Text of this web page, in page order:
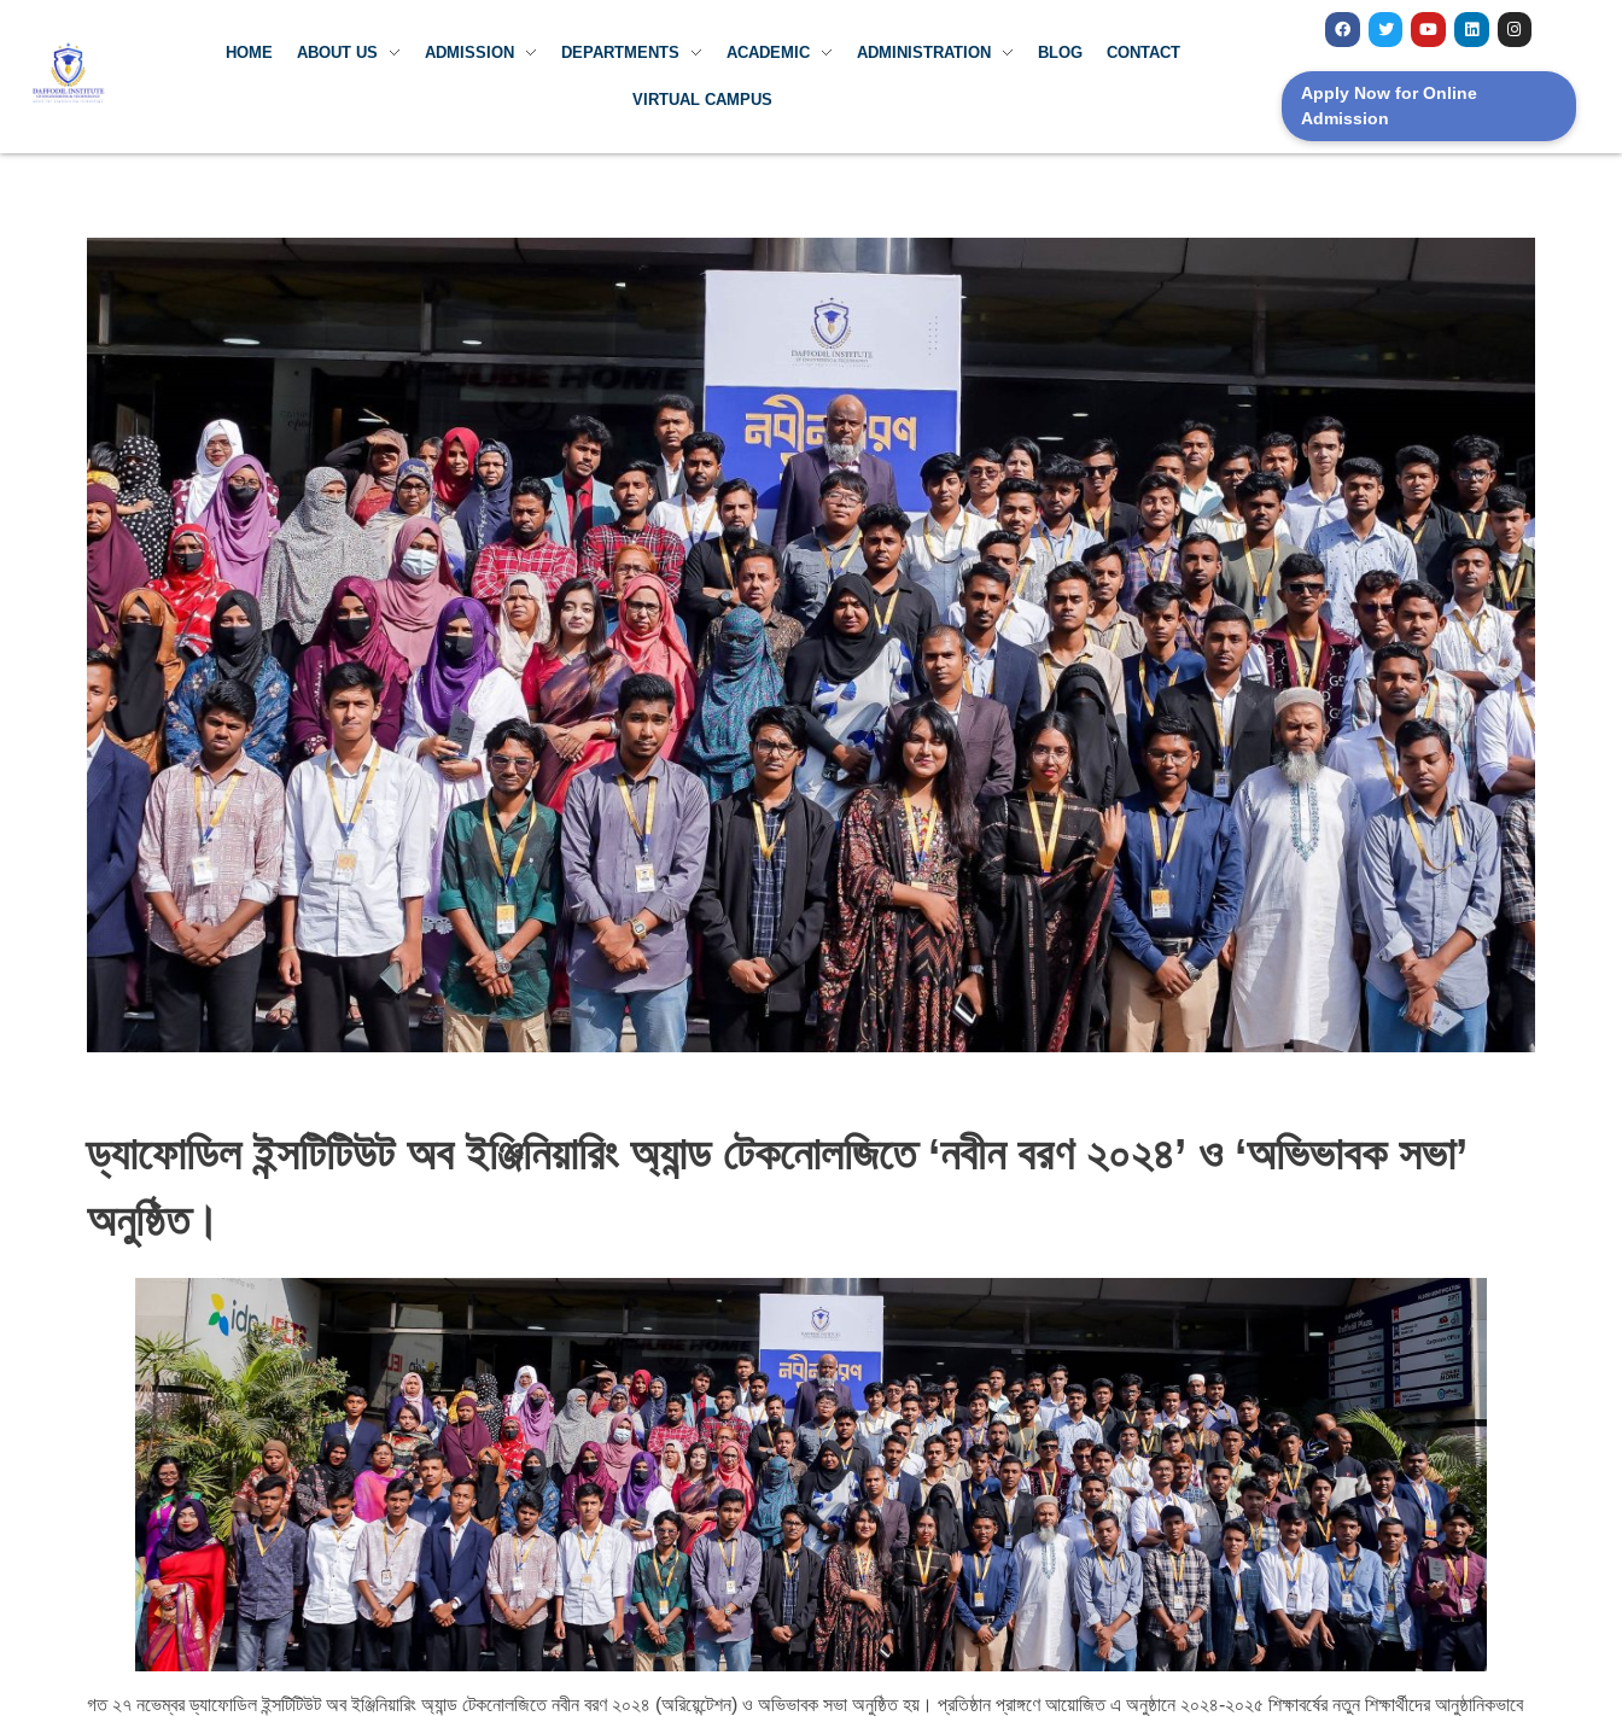
HOME ABOUT US ADMISSION DEPARTMENTS ACADEMIC ADMINISTRATION BLOG CONTACT
VIRTUAL CAMPUS
Apply Now for Online
Admission
ড্যাফোডিল ইন্সটিটিউট অব ইঞ্জিনিয়ারিং অ্যান্ড টেকনোলজিতে ‘নবীন বরণ ২০২৪’ ও ‘অভিভাবক সভা’
অনুষ্ঠিত।
গত ২৭ নভেম্বর ড্যাফোডিল ইন্সটিটিউট অব ইঞ্জিনিয়ারিং অ্যান্ড টেকনোলজিতে নবীন বরণ ২০২৪ (অরিয়েন্টেশন) ও অভিভাবক সভা অনুষ্ঠিত হয়। প্রতিষ্ঠান প্রাঙ্গণে আয়োজিত এ অনুষ্ঠানে ২০২৪-২০২৫ শিক্ষাবর্ষের নতুন শিক্ষার্থীদের আনুষ্ঠানিকভাবে